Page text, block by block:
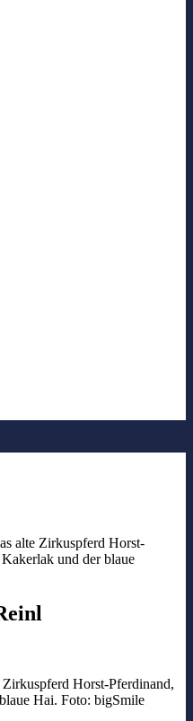
alte Zirkuspferd Horst-
und der blaue
Horst-Pferdinand,
Hai. Foto: bigSmile